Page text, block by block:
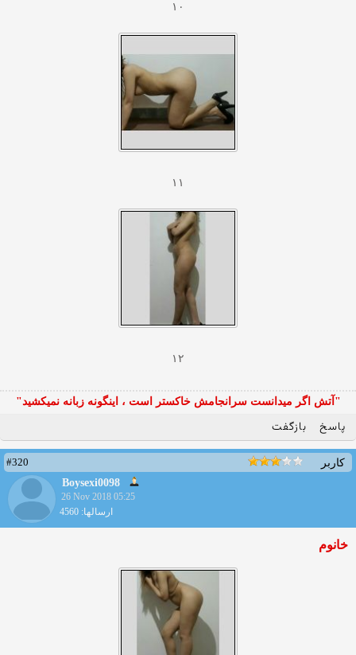
۱۰
۱۱
۱۲
"آتش اگر ميدانست سرانجامش خاكستر است ، اينگونه زبانه نميكشيد"
پاسخ بازگفت
کاربر
#320
Boysexi0098
26 Nov 2018 05:25
ارسالها: 4560
خانوم